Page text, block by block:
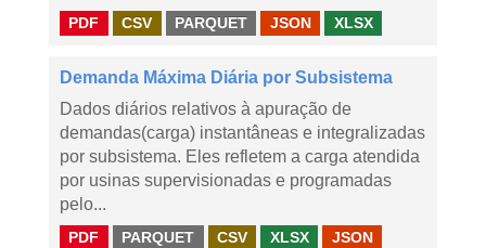
PDF CSV PARQUET JSON XLSX
Demanda Máxima Diária por Subsistema
Dados diários relativos à apuração de
demandas(carga) instantâneas e integralizadas
por subsistema. Eles refletem a carga atendida
por usinas supervisionadas e programadas
pelo...
PDF PARQUET CSV XLSX JSON